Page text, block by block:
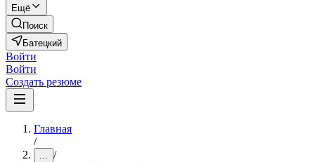
Ещё
Поиск
Батецкий
Войти
Войти
Создать резюме
Главная
/
... /